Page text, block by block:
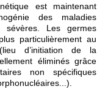
est maintenant
des maladies
sévères. Les germes
particulièrement au
d’initiation de la
éliminés grâce
non spécifiques